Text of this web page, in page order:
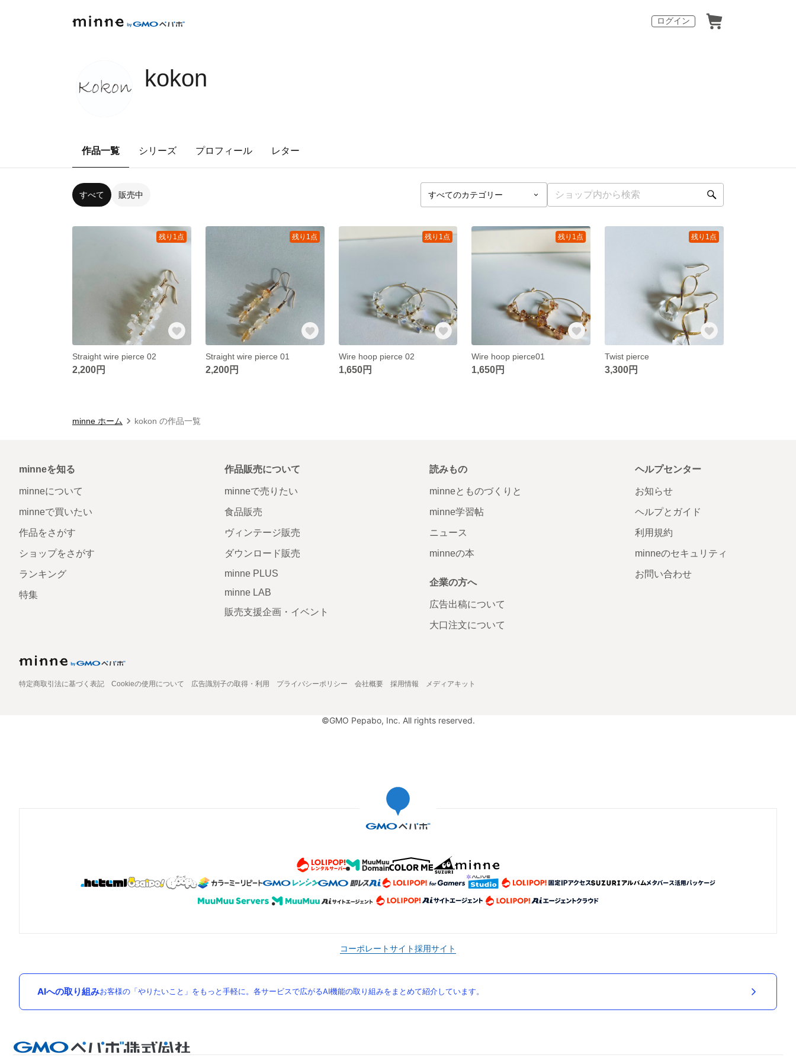
ログイン
kokon
作品一覧 シリーズ プロフィール レター
すべて 販売中
残り1点
Straight wire pierce 02
2,200円
残り1点
Straight wire pierce 01
2,200円
残り1点
Wire hoop pierce 02
1,650円
残り1点
Wire hoop pierce01
1,650円
残り1点
Twist pierce
3,300円
minne ホーム kokon の作品一覧
minneを知る
minneについて
minneで買いたい
作品をさがす
ショップをさがす
ランキング
特集
作品販売について
minneで売りたい
食品販売
ヴィンテージ販売
ダウンロード販売
minne PLUS
minne LAB
販売支援企画・イベント
読みもの
minneとものづくりと
minne学習帖
ニュース
minneの本
企業の方へ
広告出稿について
大口注文について
ヘルプセンター
お知らせ
ヘルプとガイド
利用規約
minneのセキュリティ
お問い合わせ
特定商取引法に基づく表記 Cookieの使用について 広告識別子の取得・利用 プライバシーポリシー 会社概要 採用情報 メディアキット
©GMO Pepabo, Inc. All rights reserved.
コーポレートサイト採用サイト
AIへの取り組みお客様の「やりたいこと」をもっと手軽に。各サービスで広がるAI機能の取り組みをまとめて紹介しています。